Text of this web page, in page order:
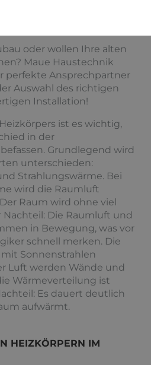
oder wollen Ihre alten
Maue Haustechnik
perfekte Ansprechpartner
Auswahl des richtigen
Installation!
ist es wichtig,
in der
Grundlegend wird
unterschieden:
Strahlungswärme. Bei
wird die Raumluft
Raum wird ohne viel
Nachteil: Die Raumluft und
in Bewegung, was vor
schnell merken. Die
Sonnenstrahlen
Luft werden Wände und
Wärmeverteilung ist
Es dauert deutlich
aufwärmt.
HEIZKÖRPERN IM